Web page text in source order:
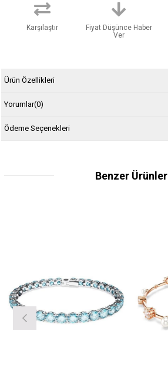
Karşılaştır
Fiyat Düşünce Haber
Ver
Ürün Özellikleri
Yorumlar(0)
Ödeme Seçenekleri
Benzer Ürünler